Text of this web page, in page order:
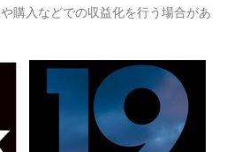
購入などでの収益化を行う場合があ